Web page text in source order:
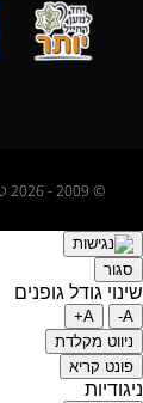
© 2009 - 2026 טקטיקל זון - Tactical Zone
סגור
שינוי גודל גופנים
A-
A+
ניווט מקלדת
פונט קריא
ניגודיות